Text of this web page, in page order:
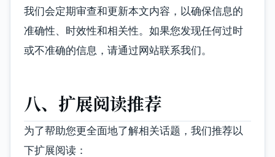
我们会定期审查和更新本文内容，以确保信息的
准确性、时效性和相关性。如果您发现任何过时
或不准确的信息，请通过网站联系我们。
八、扩展阅读推荐
为了帮助您更全面地了解相关话题，我们推荐以
下扩展阅读：